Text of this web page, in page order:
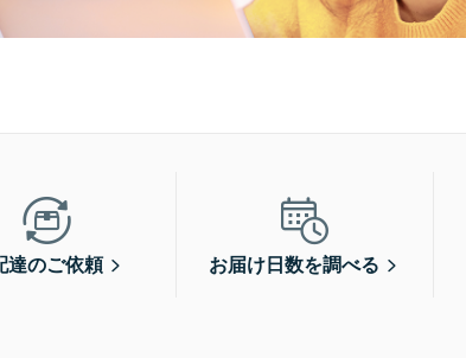
達のご依頼 お届け日数を調べる